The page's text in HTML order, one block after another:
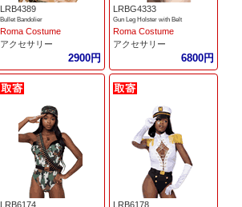
LRB4389
Bullet Bandolier
Roma Costume
アクセサリー
2900円
LRBG4333
Gun Leg Holster with Belt
Roma Costume
アクセサリー
6800円
LRB6174 LRB6178